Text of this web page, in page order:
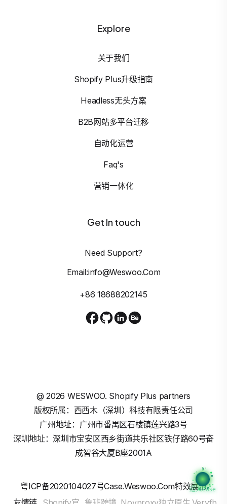
进入Case
Explore
关于我们
Shopify Plus升级指南
Headless无头方案
B2B网站多平台迁移
自动化运营
Faq's
营销一体化
Get In touch
Need Support?
Email:info@weswoo.com
+86 18688202145
@2026 WESWOO. Shopify Plus partners
版权所属：西西木（深圳）科技有限责任公司
广州地址：广州市番禺区石楼镇莲兴路3号
深圳地址：深圳市宝安区西乡街道共乐社区铁仔路60号奋
成智谷大厦B座2001A
粤ICP备2020104027号Case.weswoo.com特效展示